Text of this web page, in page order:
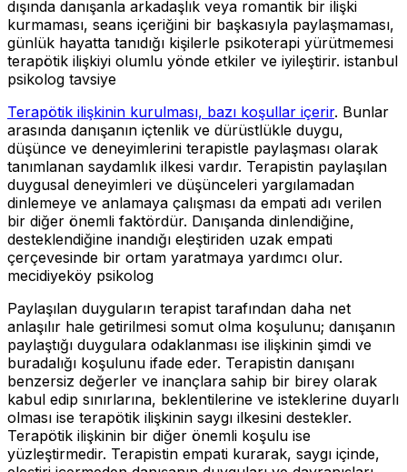
dışında danışanla arkadaşlık veya romantik bir ilişki
kurmaması, seans içeriğini bir başkasıyla paylaşmaması,
günlük hayatta tanıdığı kişilerle psikoterapi yürütmemesi
terapötik ilişkiyi olumlu yönde etkiler ve iyileştirir. istanbul
psikolog tavsiye
Terapötik ilişkinin kurulması, bazı koşullar içerir. Bunlar
arasında danışanın içtenlik ve dürüstlükle duygu,
düşünce ve deneyimlerini terapistle paylaşması olarak
tanımlanan saydamlık ilkesi vardır. Terapistin paylaşılan
duygusal deneyimleri ve düşünceleri yargılamadan
dinlemeye ve anlamaya çalışması da empati adı verilen
bir diğer önemli faktördür. Danışanda dinlendiğine,
desteklendiğine inandığı eleştiriden uzak empati
çerçevesinde bir ortam yaratmaya yardımcı olur.
mecidiyeköy psikolog
Paylaşılan duyguların terapist tarafından daha net
anlaşılır hale getirilmesi somut olma koşulunu; danışanın
paylaştığı duygulara odaklanması ise ilişkinin şimdi ve
buradalığı koşulunu ifade eder. Terapistin danışanı
benzersiz değerler ve inançlara sahip bir birey olarak
kabul edip sınırlarına, beklentilerine ve isteklerine duyarlı
olması ise terapötik ilişkinin saygı ilkesini destekler.
Terapötik ilişkinin bir diğer önemli koşulu ise
yüzleştirmedir. Terapistin empati kurarak, saygı içinde,